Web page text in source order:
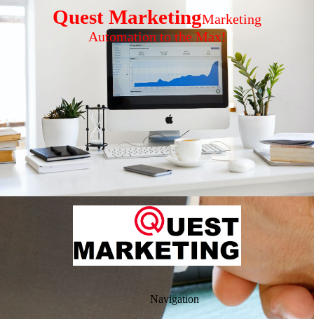
Quest MarketingMarketing
Automation to the Max!
Navigation